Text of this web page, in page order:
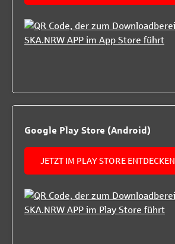
Google Play Store (Android)
JETZT IM PLAY STORE ENTDECKEN